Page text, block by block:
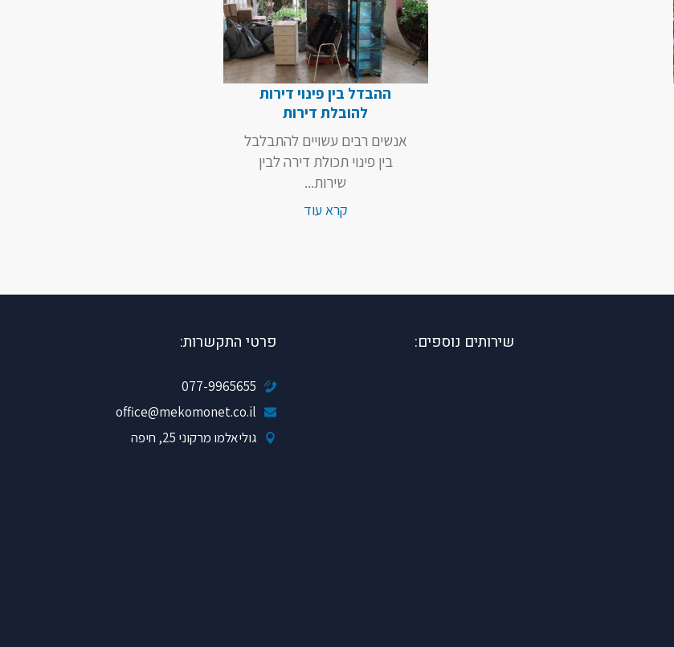
ההבדל בין פינוי דירות
להובלת דירות
אנשים רבים עשויים להתבלבל
בין פינוי תכולת דירה לבין
שירות...
קרא עוד
שירותים נוספים: פרטי התקשרות:
077-9965655
office@mekomonet.co.il
גוליאלמו מרקוני 25, חיפה